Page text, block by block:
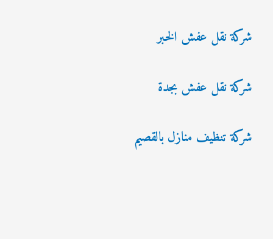
شركة نقل عفش الخبر
شركة نقل عفش بجدة
شركة تنظيف منازل بالقصيم